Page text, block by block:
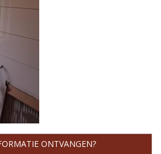
ONTVANGEN?